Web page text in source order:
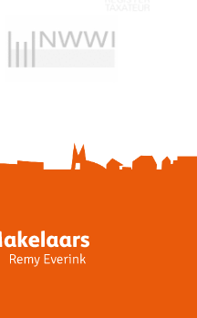
Openbaar parkeren
dak